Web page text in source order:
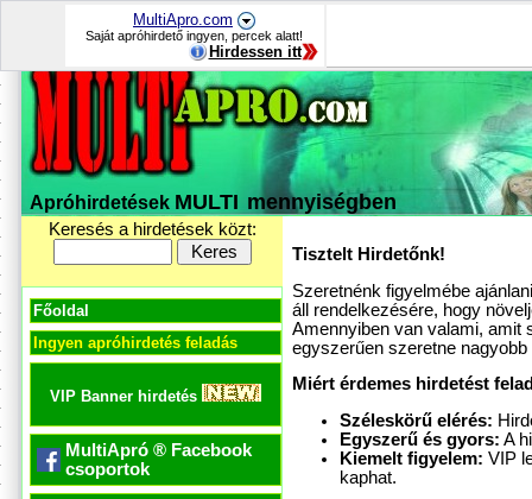
MultiApro.com
Saját apróhirdető ingyen, percek alatt!
Hirdessen itt
Apróhirdetések MULTI mennyiségben
Keresés a hirdetések közt:
Főoldal
Ingyen apróhirdetés feladás
VIP Banner hirdetés
MultiApró ® Facebook
csoportok
Tisztelt Hirdetőnk!
Szeretnénk figyelmébe
áll rendelkezésére, hogy
Amennyiben van valami, amit
egyszerűen szeretne
Miért érdemes hirdetést
Széleskörű elérés:
Egyszerű és gyors: A
Kiemelt figyelem: VIP
kaphat.